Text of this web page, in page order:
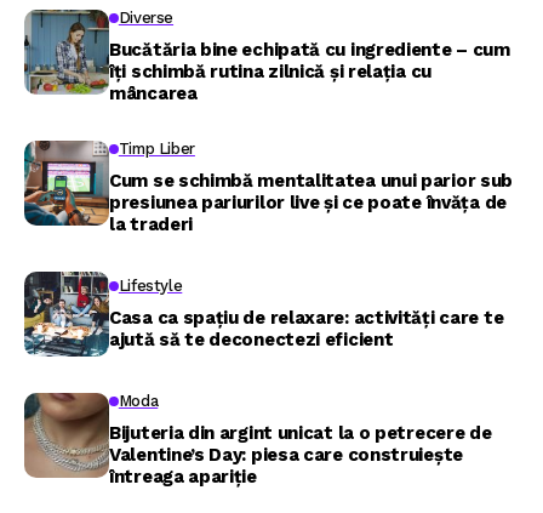
Diverse
Bucătăria bine echipată cu ingrediente – cum
îți schimbă rutina zilnică și relația cu
mâncarea
Timp Liber
Cum se schimbă mentalitatea unui parior sub
presiunea pariurilor live și ce poate învăța de
la traderi
Lifestyle
Casa ca spațiu de relaxare: activități care te
ajută să te deconectezi eficient
Moda
Bijuteria din argint unicat la o petrecere de
Valentine’s Day: piesa care construiește
întreaga apariție